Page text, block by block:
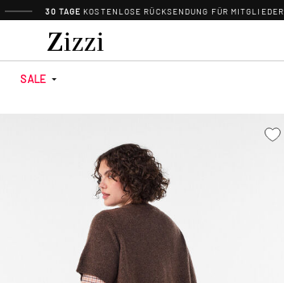
30 TAGE KOSTENLOSE RÜCKSENDUNG FÜR MITGLIEDER
SALE